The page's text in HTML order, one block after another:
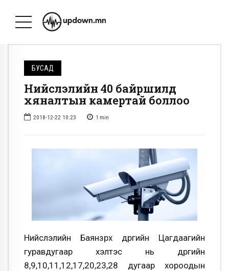
БУСАД
Нийслэлийн 40 байршилд
хяналтын камертай боллоо
2018-12-22 10:23 1 min
Нийслэлийн Баянзүрх дүүргийн Цагдаагийн
гуравдугаар хэлтэс нь дүүргийн
8,9,10,11,12,17,20,23,28 дугаар хороодын